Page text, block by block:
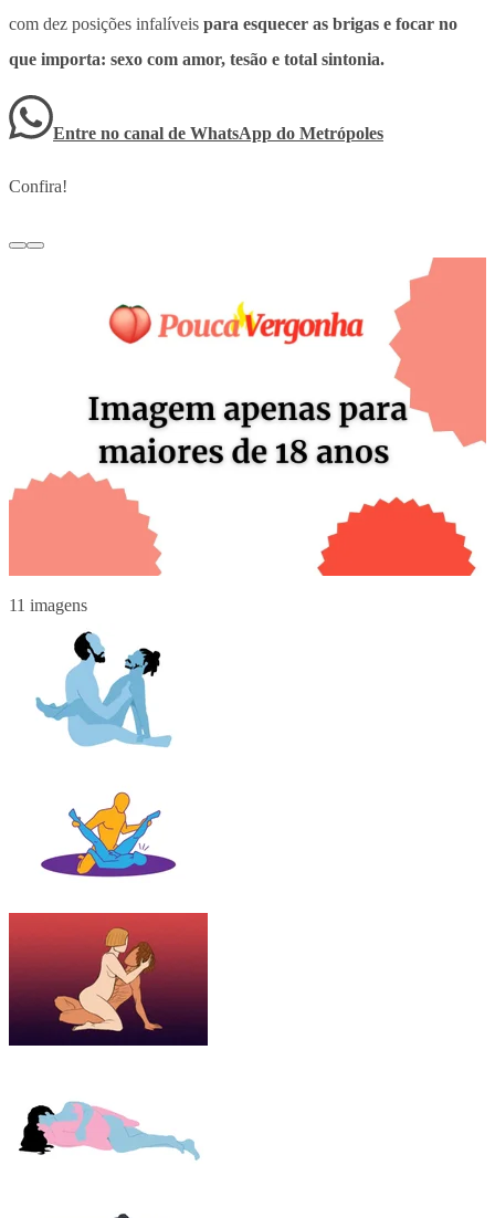
com dez posições infalíveis para esquecer as brigas e focar no
que importa: sexo com amor, tesão e total sintonia.
Entre no canal de WhatsApp do Metrópoles
Confira!
11 imagens